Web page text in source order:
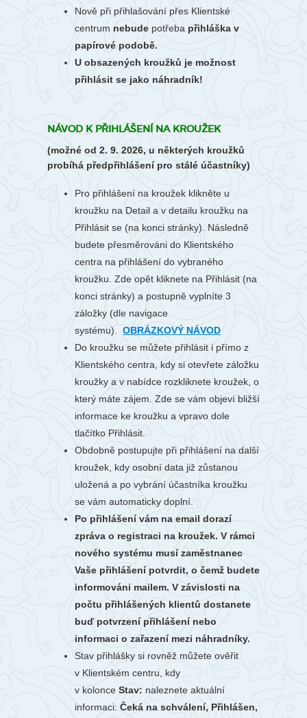
Nově při přihlašování přes Klientské
centrum nebude potřeba přihláška v
papírové podobě.
U obsazených kroužků je možnost
přihlásit se jako náhradník!
NÁVOD K PŘIHLÁŠENÍ NA KROUŽEK
(možné od 2. 9. 2026, u některých kroužků
probíhá předpřihlášení pro stálé účastníky)
Pro přihlášení na kroužek klikněte u
kroužku na Detail a v detailu kroužku na
Přihlásit se (na konci stránky). Následně
budete přesměrováni do Klientského
centra na přihlášení do vybraného
kroužku. Zde opět kliknete na Přihlásit (na
konci stránky) a postupně vyplníte 3
záložky (dle navigace
systému). OBRÁZKOVÝ NÁVOD
Do kroužku se můžete přihlásit i přímo z
Klientského centra, kdy si otevřete záložku
kroužky a v nabídce rozkliknete kroužek, o
který máte zájem. Zde se vám objeví bližší
informace ke kroužku a vpravo dole
tlačítko Přihlásit.
Obdobně postupujte při přihlášení na další
kroužek, kdy osobní data již zůstanou
uložená a po vybrání účastníka kroužku
se vám automaticky doplní.
Po přihlášení vám na email dorazí
zpráva o registraci na kroužek. V rámci
nového systému musí zaměstnanec
Vaše přihlášení potvrdit, o čemž budete
informováni mailem. V závislosti na
počtu přihlášených klientů dostanete
buď potvrzení přihlášení nebo
informaci o zařazení mezi náhradníky.
Stav přihlášky si rovněž můžete ověřit
v Klientském centru, kdy
v kolonce Stav: naleznete aktuální
informaci:Čeká na schválení, Přihlášen,